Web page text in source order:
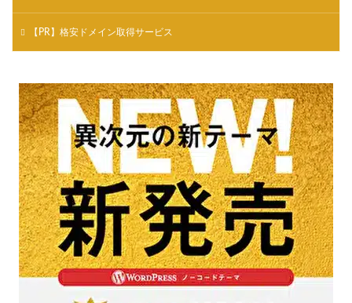
【PR】格安ドメイン取得サービス